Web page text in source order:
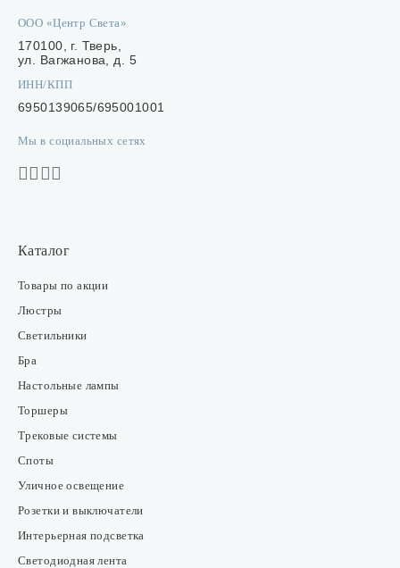
ООО «Центр Света»
170100, г. Тверь,
ул. Вагжанова, д. 5
ИНН/КПП
6950139065/695001001
Мы в социальных сетях
Каталог
Товары по акции
Люстры
Светильники
Бра
Настольные лампы
Торшеры
Трековые системы
Споты
Уличное освещение
Розетки и выключатели
Интерьерная подсветка
Светодиодная лента